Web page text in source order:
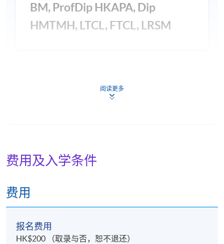
BM, ProfDip HKAPA, Dip
HMTMH, LTCL, FTCL, LRSM
MA Wien, LTCL, FTCL, ARCM
阅读更多
费用及入学条件
费用
报名费用
HK$200 （取录与否，恕不退还）